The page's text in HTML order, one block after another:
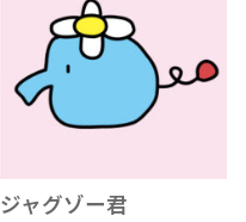
ジャグゾー君